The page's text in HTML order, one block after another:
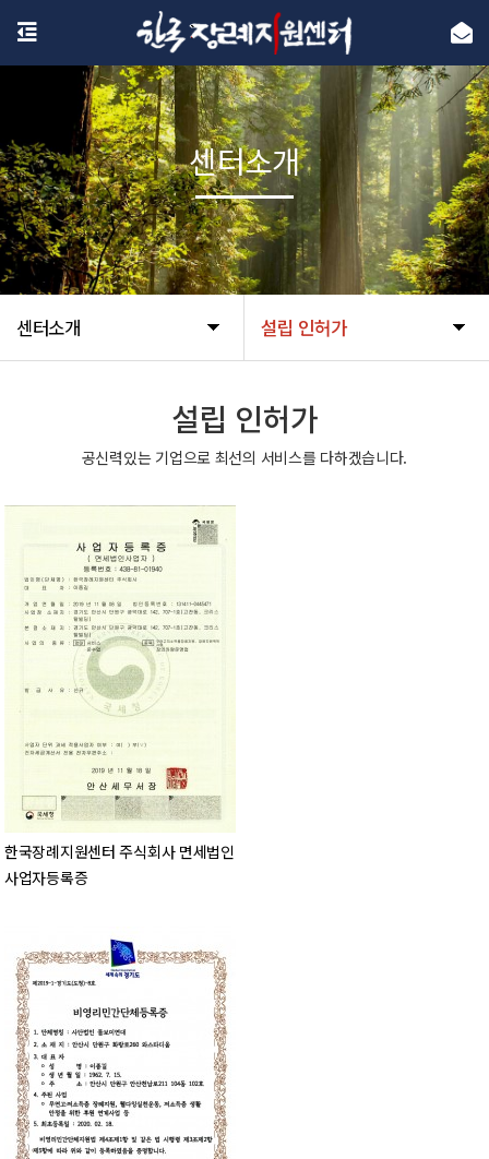
센터소개 설립 인허가
센터소개
설립 인허가
공신력있는 기업으로 최선의 서비스를 다하겠습니다.
한국장례지원센터 주식회사 면세법인
사업자등록증